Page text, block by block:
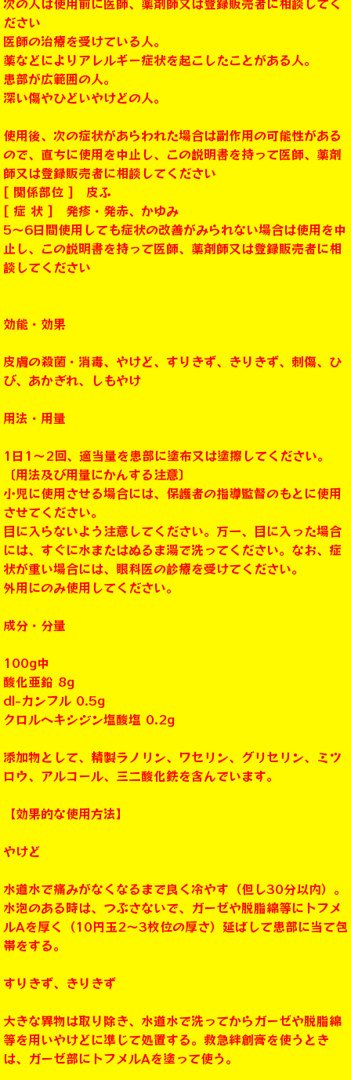
ださい
医師の治療を受けている人。
薬などによりアレルギー症状を起こしたことがある人。
患部が広範囲の人。
深い傷やひどいやけどの人。
使用後、次の症状があらわれた場合は副作用の可能性がある
ので、直ちに使用を中止し、この説明書を持って医師、薬剤
師又は登録販売者に相談してください
[ 関係部位 ] 皮ふ
[ 症 状 ] 発疹・発赤、かゆみ
5～6日間使用しても症状の改善がみられない場合は使用を中
止し、この説明書を持って医師、薬剤師又は登録販売者に相
談してください
効能・効果
皮膚の殺菌・消毒、やけど、すりきず、きりきず、刺傷、ひ
び、あかぎれ、しもやけ
用法・用量
1日1～2回、適当量を患部に塗布又は塗擦してください。
〔用法及び用量にかんする注意〕
小児に使用させる場合には、保護者の指導監督のもとに使用
させてください。
目に入らないよう注意してください。万一、目に入った場合
には、すぐに水またはぬるま湯で洗ってください。なお、症
状が重い場合には、眼科医の診療を受けてください。
外用にのみ使用してください。
成分・分量
100g中
酸化亜鉛 8g
dl-カンフル 0.5g
クロルヘキシジン塩酸塩 0.2g
添加物として、精製ラノリン、ワセリン、グリセリン、ミツ
ロウ、アルコール、三二酸化鉄を含んでいます。
【効果的な使用方法】
やけど
水道水で痛みがなくなるまで良く冷やす（但し30分以内）。
水泡のある時は、つぶさないで、ガーゼや脱脂綿等にトフメ
ルAを厚く（10円玉2～3枚位の厚さ）延ばして患部に当て包
帯をする。
すりきず、きりきず
大きな異物は取り除き、水道水で洗ってからガーゼや脱脂綿
等を用いやけどに準じて処置する。救急絆創膏を使うとき
は、ガーゼ部にトフメルAを塗って使う。